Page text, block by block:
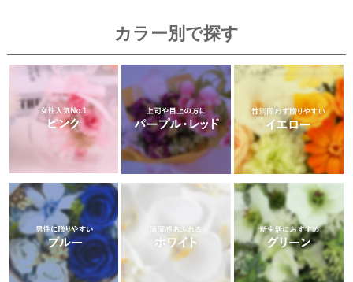
カラー別で探す